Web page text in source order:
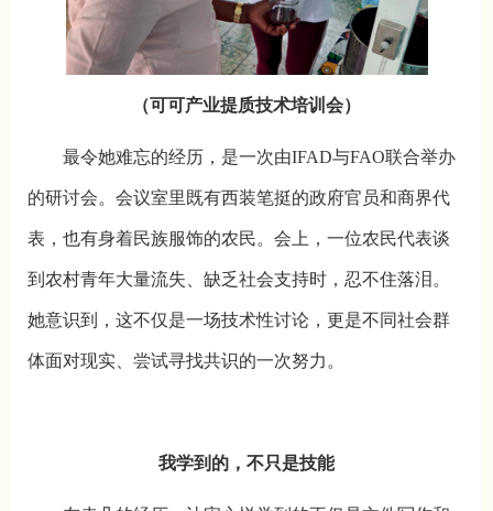
（可可产业提质技术培训会）
最令她难忘的经历，是一次由IFAD与FAO联合举办
的研讨会。会议室里既有西装笔挺的政府官员和商界代
表，也有身着民族服饰的农民。会上，一位农民代表谈
到农村青年大量流失、缺乏社会支持时，忍不住落泪。
她意识到，这不仅是一场技术性讨论，更是不同社会群
体面对现实、尝试寻找共识的一次努力。
我学到的，不只是技能